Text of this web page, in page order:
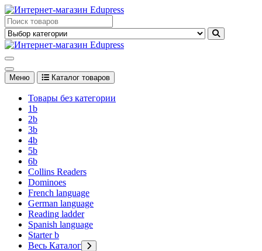
Перейти
к
содержимому
Edupress Uzbekistan, Edupress Узбекистан, книги, учебники на
английском языке
английском языке
Меню Каталог товаров
Товары без категории
1b
2b
3b
4b
5b
6b
Collins Readers
Dominoes
French language
German language
Reading ladder
Spanish language
Starter b
Весь Каталог